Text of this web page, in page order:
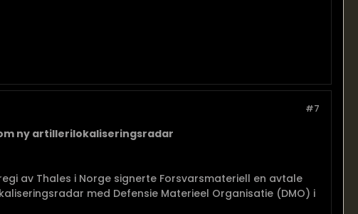
#7
ny artillerilokaliseringsradar
av Thales i Norge signerte Forsvarsmateriell en avtale
med Defensie Materieel Organisatie (DMO) i